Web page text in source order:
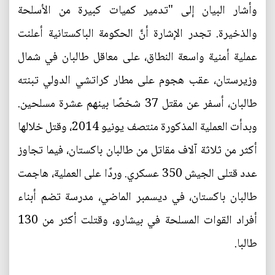
وأشار البيان إلى "تدمير كميات كبيرة من الأسلحة
والذخيرة. تجدر الإشارة أنَّ الحكومة الباكستانية أعلنت
عملية أمنية واسعة النطاق، على معاقل طالبان في شمال
وزيرستان، عقب هجوم على مطار كراتشي الدولي تبنته
طالبان، أسفر عن مقتل 37 شخصًا بينهم عشرة مسلحين.
وبدأت العملية المذكورة منتصف يونيو 2014، وقتل خلالها
أكثر من ثلاثة آلاف مقاتل من طالبان باكستان، فيما تجاوز
عدد قتلى الجيش 350 عسكري. وردًا على العملية، هاجمت
طالبان باكستان، في ديسمبر الماضي، مدرسة تضم أبناء
أفراد القوات المسلحة في بيشارو، وقتلت أكثر من 130
طالبا.